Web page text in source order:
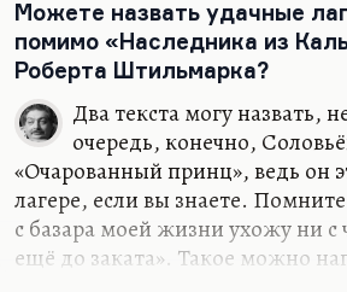
допросы, закон, атмосфера
обществе. Я считаю
писателем, очень для меня
говорю о том, что его
— это лучшее стихотворение,
России вообще на лагерную
Помните:
Даже в пекле…
Можете назвать удачные
помимо «Наследника из
Роберта Штильмарка?
Два текста могу назвать,
очередь, конечно,
«Очарованный принц», ведь он
лагере, если вы знаете.
с базара моей жизни ухожу ни с
ещё до заката». Такое можно